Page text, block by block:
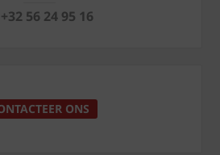
+32 56 24 95 16
ONS